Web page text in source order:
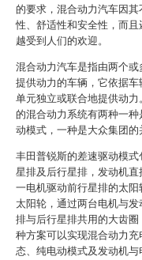
的要求，混合动力汽车因
性、舒适性和安全性，而
越受到人们的欢迎。
混合动力汽车是指由两个
提供动力的车辆，它依据
单元独立或联合地提供动
的混合动力系统有两种一
动模式，一种是大众集团的
丰田普锐斯的差速驱动模
星排及后行星排，发动机
一电机驱动前行星排的太
太阳轮，通过两台电机与
排与后行星排共用的大齿
种方案可以实现混合动力
态、纯电动模式及发动机